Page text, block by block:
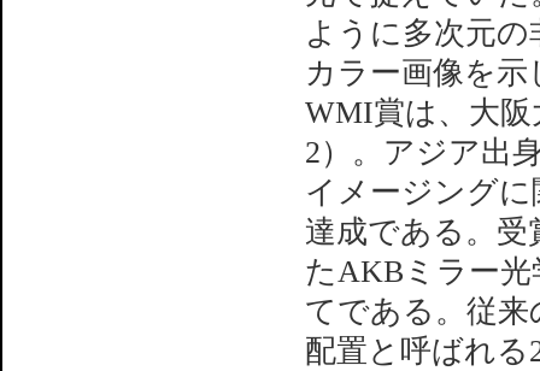
ように多次元
カラー画像を
WMI賞は、大
2）。アジア出
イメージング
達成である。
たAKBミラー
てである。従
配置と呼ばれ